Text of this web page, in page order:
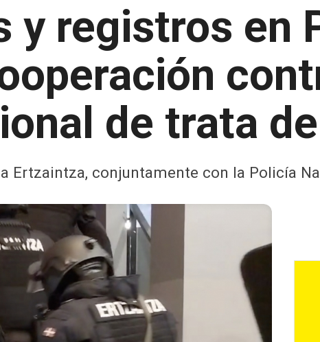
y registros en
de trata
Ertzaintza, conjuntamente con la Policía